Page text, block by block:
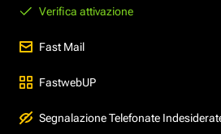
Verifica attivazione
Fast Mail
FastwebUP
Segnalazione Telefonate